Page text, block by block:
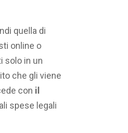
quella di
online o
solo in un
che gli viene
con il
spese legali